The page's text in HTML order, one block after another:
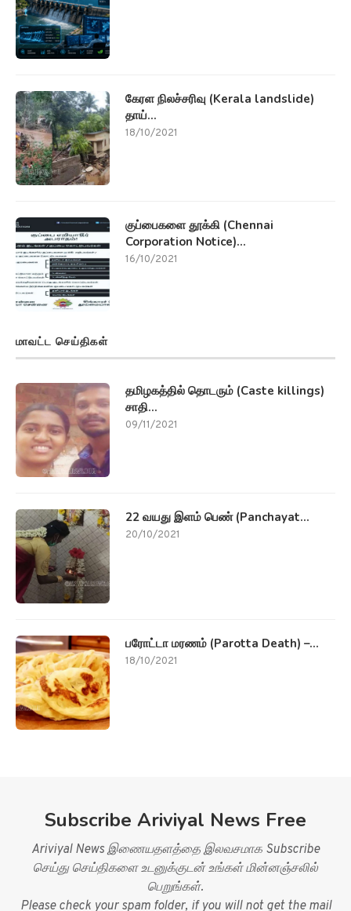
கேரள நிலச்சரிவு (Kerala landslide)
தாய்...
18/10/2021
குப்பைகளை தூக்கி (Chennai
Corporation Notice)...
16/10/2021
மாவட்ட செய்திகள்
தமிழகத்தில் தொடரும் (Caste killings)
சாதி...
09/11/2021
22 வயது இளம் பெண் (Panchayat...
20/10/2021
பரோட்டா மரணம் (Parotta Death) –...
18/10/2021
Subscribe Ariviyal News Free
Ariviyal News இணையதளத்தை இலவசமாக Subscribe
செய்து செய்திகளை உடனுக்குடன் உங்கள் மின்னஞ்சலில்
பெறுங்கள்.
Please check your spam folder, if you will not get the mail